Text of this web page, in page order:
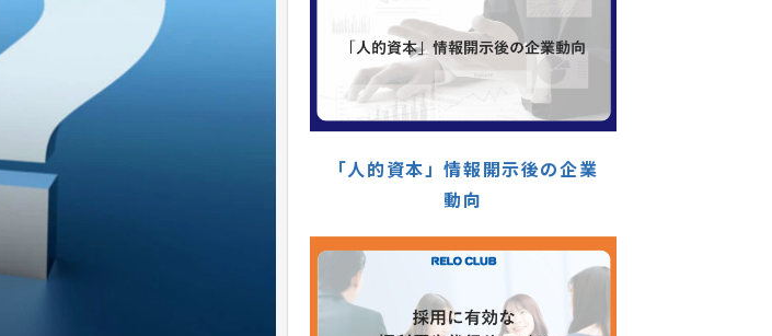
「人的資本」情報開示後の企業
動向